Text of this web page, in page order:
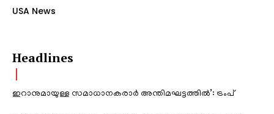
USA News
Headlines
ഇറാനുമായുള്ള സമാധാനകരാർ അന്തിമഘട്ടത്തിൽ‌’: ട്രംപ്